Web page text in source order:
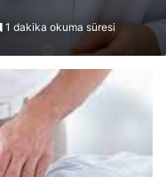
1 dakika okuma süresi